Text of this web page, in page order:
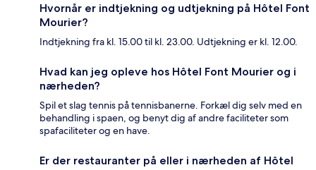
Hvornår er indtjekning og udtjekning på Hôtel Font
Mourier?
Indtjekning fra kl. 15.00 til kl. 23.00. Udtjekning er kl. 12.00.
Hvad kan jeg opleve hos Hôtel Font Mourier og i
nærheden?
Spil et slag tennis på tennisbanerne. Forkæl dig selv med en
behandling i spaen, og benyt dig af andre faciliteter som
spafaciliteter og en have.
Er der restauranter på eller i nærheden af Hôtel